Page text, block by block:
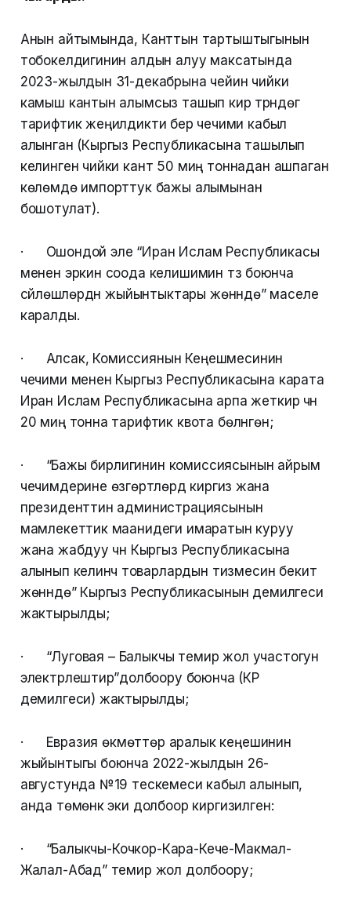
Анын айтымында, Канттын тартыштыгынын
тобокелдигинин алдын алуу максатында
2023-жылдын 31-декабрына чейин чийки
камыш кантын алымсыз ташып кирүү түрүндөгү
тарифтик жеңилдикти берүү чечими кабыл
алынган (Кыргыз Республикасына ташылып
келинген чийки кант 50 миң тоннадан ашпаган
көлөмдө импорттук бажы алымынан
бошотулат).
· Ошондой эле “Иран Ислам Республикасы
менен эркин соода келишимин түзүү боюнча
сүйлөшүүлөрдүн жыйынтыктары жөнүндө” маселе
каралды.
· Алсак, Комиссиянын Кеңешмесинин
чечими менен Кыргыз Республикасына карата
Иран Ислам Республикасына арпа жеткирүү үчүн
20 миң тонна тарифтик квота бөлүнгөн;
· “Бажы бирлигинин комиссиясынын айрым
чечимдерине өзгөртүүлөрдү киргизүү жана
президенттин администрациясынын
мамлекеттик маанидеги имаратын куруу
жана жабдуу үчүн Кыргыз Республикасына
алынып келинүүчү товарлардын тизмесин бекитүү
жөнүндө” Кыргыз Республикасынын демилгеси
жактырылды;
· “Луговая – Балыкчы темир жол участогун
электрлештирүү”долбоору боюнча (КР
демилгеси) жактырылды;
· Евразия өкмөттөр аралык кеңешинин
жыйынтыгы боюнча 2022-жылдын 26-
августунда №19 тескемеси кабыл алынып,
анда төмөнкү эки долбоор киргизилген:
· “Балыкчы-Кочкор-Кара-Кече-Макмал-
Жалал-Абад” темир жол долбоору;